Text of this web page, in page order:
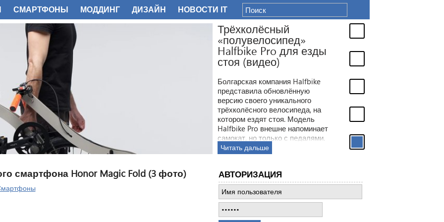
Трёхколёсный
«полувелосипед»
Halfbike Pro для езды
стоя (видео)
Болгарская компания Halfbike
представила обновлённую
версию своего уникального
трёхколёсного велосипеда, на
котором ездят стоя. Модель
Halfbike Pro внешне напоминает
самокат, но только с педалями.
Читать дальше
смартфона Honor Magic Fold (3 фото) АВТОРИЗАЦИЯ
СМАРТФОНЫ МОДДИНГ ДИЗАЙН НОВОСТИ IT
ФОТО